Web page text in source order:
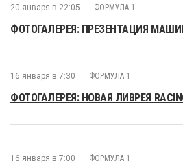
20 января в 22:05 ФОРМУЛА 1
ФОТОГАЛЕРЕЯ: ПРЕЗЕНТАЦИЯ
16 января в 7:30 ФОРМУЛА 1
ФОТОГАЛЕРЕЯ: НОВАЯ ЛИВРЕЯ
16 января в 7:00 ФОРМУЛА 1